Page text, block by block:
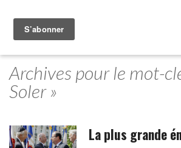
Archives pour le mot-
Soler »
La plus grande